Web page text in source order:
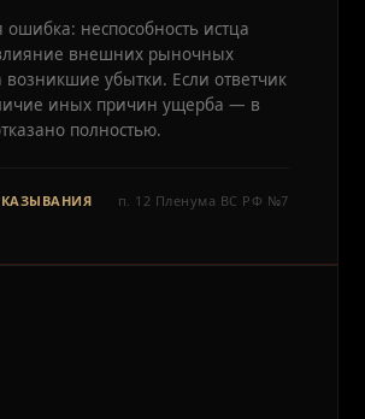
ошибка: неспособность истца
внешних рыночных
возникшие убытки. Если ответчик
иных причин ущерба — в
полностью.
п. 12 Пленума ВС РФ №7